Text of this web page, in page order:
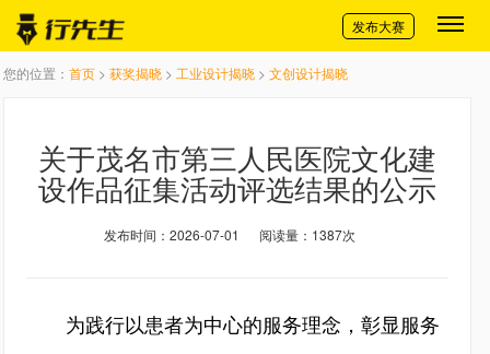
切换导航
发布大赛
您的位置： 首页 > 获奖揭晓 > 工业设计揭晓 > 文创设计揭晓
关于茂名市第三人民医院文化建
设作品征集活动评选结果的公示
发布时间：2026-07-01 阅读量：1387次
为践行以患者为中心的服务理念，彰显服务